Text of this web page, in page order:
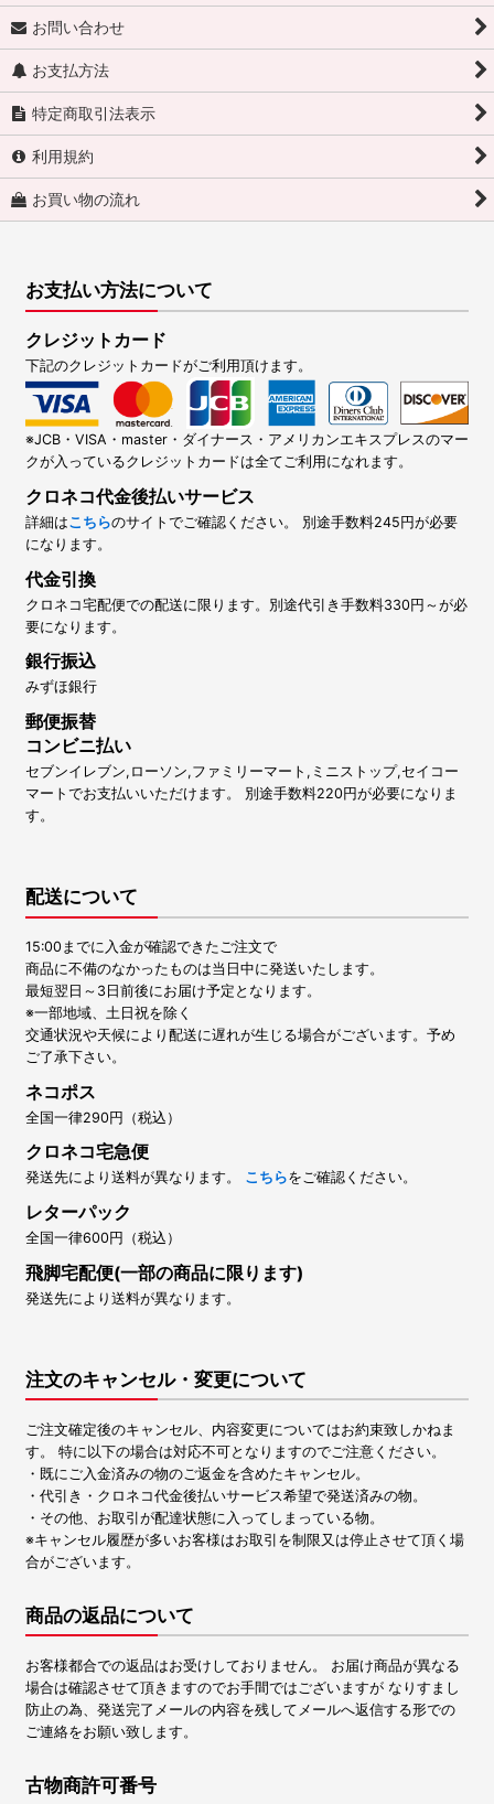
お問い合わせ
お支払方法
特定商取引法表示
利用規約
お買い物の流れ
お支払い方法について
クレジットカード
下記のクレジットカードがご利用頂けます。
※JCB・VISA・master・ダイナース・アメリカンエキスプレスのマー
クが入っているクレジットカードは全てご利用になれます。
クロネコ代金後払いサービス
詳細はこちらのサイトでご確認ください。 別途手数料245円が必要
になります。
代金引換
クロネコ宅配便での配送に限ります。別途代引き手数料330円～が必
要になります。
銀行振込
みずほ銀行
郵便振替
コンビニ払い
セブンイレブン,ローソン,ファミリーマート,ミニストップ,セイコー
マートでお支払いいただけます。 別途手数料220円が必要になりま
す。
配送について
15:00までに入金が確認できたご注文で
商品に不備のなかったものは当日中に発送いたします。
最短翌日～3日前後にお届け予定となります。
※一部地域、土日祝を除く
交通状況や天候により配送に遅れが生じる場合がございます。予め
ご了承下さい。
ネコポス
全国一律290円（税込）
クロネコ宅急便
発送先により送料が異なります。 こちらをご確認ください。
レターパック
全国一律600円（税込）
飛脚宅配便(一部の商品に限ります)
発送先により送料が異なります。
注文のキャンセル・変更について
ご注文確定後のキャンセル、内容変更についてはお約束致しかねま
す。 特に以下の場合は対応不可となりますのでご注意ください。
・既にご入金済みの物のご返金を含めたキャンセル。
・代引き・クロネコ代金後払いサービス希望で発送済みの物。
・その他、お取引が配達状態に入ってしまっている物。
※キャンセル履歴が多いお客様はお取引を制限又は停止させて頂く場
合がございます。
商品の返品について
お客様都合での返品はお受けしておりません。 お届け商品が異なる
場合は確認させて頂きますのでお手間ではございますが なりすまし
防止の為、発送完了メールの内容を残してメールへ返信する形での
ご連絡をお願い致します。
古物商許可番号